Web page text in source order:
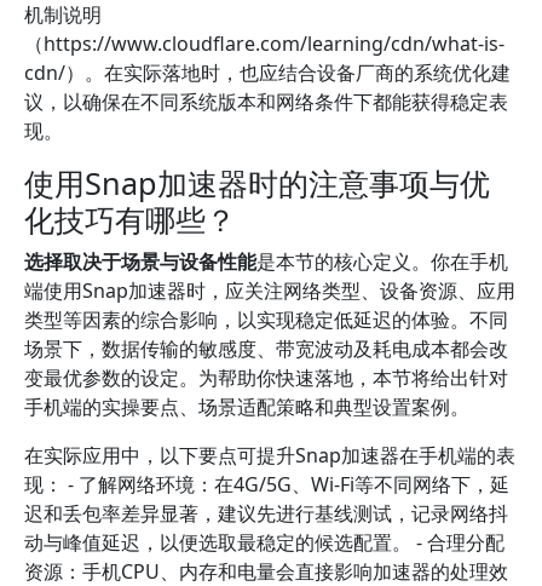
机制说明
（https://www.cloudflare.com/learning/cdn/what-is-
cdn/）。在实际落地时，也应结合设备厂商的系统优化建
议，以确保在不同系统版本和网络条件下都能获得稳定表
现。
使用Snap加速器时的注意事项与优
化技巧有哪些？
选择取决于场景与设备性能是本节的核心定义。你在手机
端使用Snap加速器时，应关注网络类型、设备资源、应用
类型等因素的综合影响，以实现稳定低延迟的体验。不同
场景下，数据传输的敏感度、带宽波动及耗电成本都会改
变最优参数的设定。为帮助你快速落地，本节将给出针对
手机端的实操要点、场景适配策略和典型设置案例。
在实际应用中，以下要点可提升Snap加速器在手机端的表
现： - 了解网络环境：在4G/5G、Wi-Fi等不同网络下，延
迟和丢包率差异显著，建议先进行基线测试，记录网络抖
动与峰值延迟，以便选取最稳定的候选配置。 - 合理分配
资源：手机CPU、内存和电量会直接影响加速器的处理效